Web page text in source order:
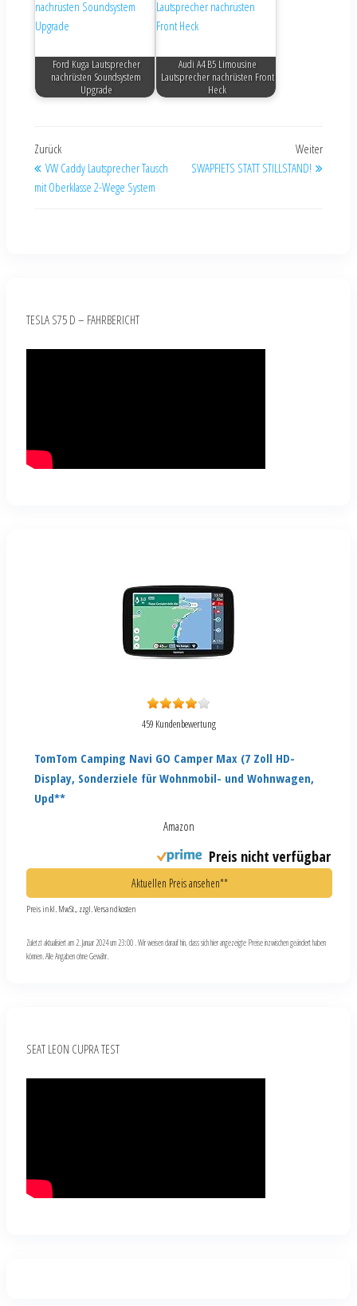
Ford Kuga Lautsprecher
nachrüsten Soundsystem
Upgrade
Audi A4 B5 Limousine
Lautsprecher nachrüsten Front
Heck
Zurück
VW Caddy Lautsprecher Tausch
mit Oberklasse 2-Wege System
Weiter
SWAPFIETS STATT STILLSTAND!
TESLA S75 D – FAHRBERICHT
459 Kundenbewertung
TomTom Camping Navi GO Camper Max (7 Zoll HD-
Display, Sonderziele für Wohnmobil- und Wohnwagen,
Upd**
Amazon
Preis nicht verfügbar
Aktuellen Preis ansehen**
Preis inkl. MwSt., zzgl. Versandkosten
Zuletzt aktualisiert am 2. Januar 2024 um 23:00 . Wir weisen darauf hin, dass sich hier angezeigte Preise inzwischen geändert haben
können. Alle Angaben ohne Gewähr.
SEAT LEON CUPRA TEST